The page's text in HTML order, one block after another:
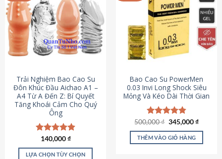
Trải Nghiệm Bao Cao Su
Đôn Khúc Đầu Aichao A1 –
A4 Từ A Đến Z: Bí Quyết
Tăng Khoái Cảm Cho Quý
Ông
Được xếp
hạng4.88
5 sao
140,000₫
LỰA CHỌN TÙY CHỌN
Bao Cao Su PowerMen
0.03 Invi Long Shock Siêu
Mỏng Và Kéo Dài Thời Gian
Được xếp
hạng4.85
5 sao
500,000₫ Giá
là:
500,000 ₫.
345,000₫Giá
tại
THÊM VÀO GIỎ HÀNG